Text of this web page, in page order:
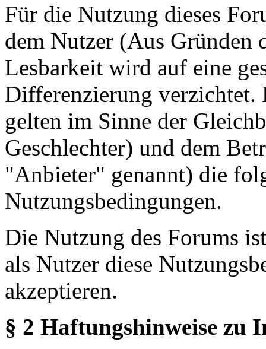
Für die Nutzung dieses
dem Nutzer (Aus Gründen
Lesbarkeit wird auf eine
Differenzierung verzichtet.
gelten im Sinne der
Geschlechter) und dem
"Anbieter" genannt) die
Nutzungsbedingungen.
Die Nutzung des Forums
als Nutzer diese
akzeptieren.
§ 2 Haftungshinweise zu